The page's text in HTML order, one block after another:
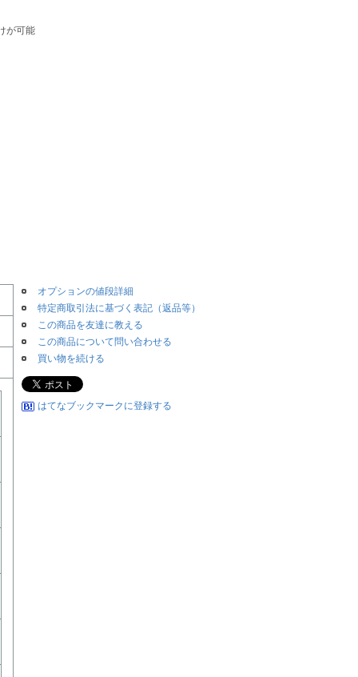
が可能
オプションの値段詳細
特定商取引法に基づく表記（返品等）
この商品を友達に教える
この商品について問い合わせる
買い物を続ける
はてなブックマークに登録する